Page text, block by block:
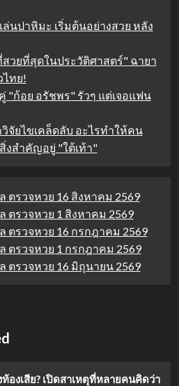
นปาหิมะ เริ่มต้นอย่างสวย หลัง
วยที่สุดในประวัติศาสตร์" ฉายา
ไทย!
"ก้อย อรัชพร" รัวๆ แต่เจอแฟน
จัยไขเคล็ดลับ อะไรทำให้คน
งสำคัญอยู่ "ใต้เท้า"
ตรวจหวย 16 สิงหาคม 2569
ตรวจหวย 1 สิงหาคม 2569
ตรวจหวย 16 กรกฎาคม 2569
ตรวจหวย 1 กรกฎาคม 2569
ตรวจหวย 16 มิถุนายน 2569
องเสีย? เปิดสาเหตุที่หลายคนคิดว่า